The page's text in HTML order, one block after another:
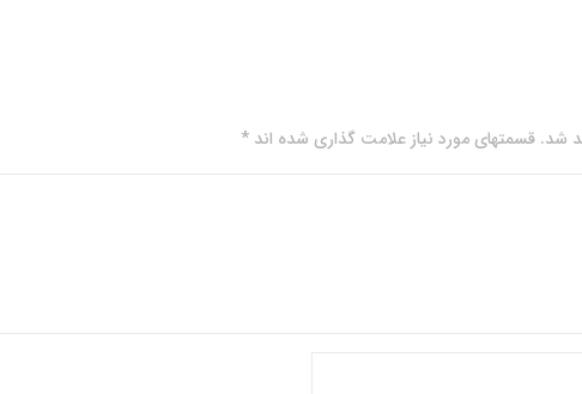
شد. قسمتهای مورد نیاز علامت گذاری شده اند *